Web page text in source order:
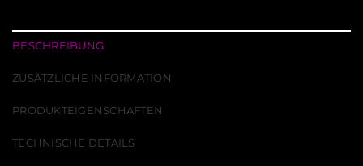
BESCHREIBUNG
ZUSÄTZLICHE INFORMATION
PRODUKTEIGENSCHAFTEN
TECHNISCHE DETAILS